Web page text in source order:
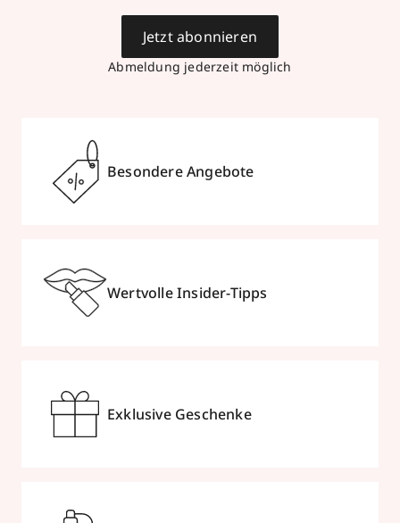
Abmeldung jederzeit möglich
Jetzt abonnieren
Besondere Angebote
Wertvolle Insider-Tipps
Exklusive Geschenke